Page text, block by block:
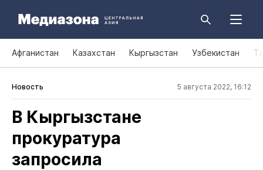
Афганистан Казахстан Кыргызстан Узбекистан
Новость 5 августа 2022, 16:12
В Кыргызстане
прокуратура
запросила